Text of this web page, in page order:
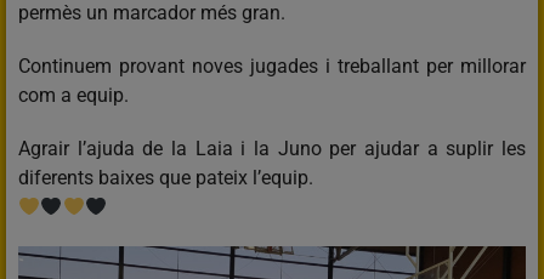
permès un marcador més gran.
Continuem provant noves jugades i treballant per millorar
com a equip.
Agrair l’ajuda de la Laia i la Juno per ajudar a suplir les
diferents baixes que pateix l’equip.